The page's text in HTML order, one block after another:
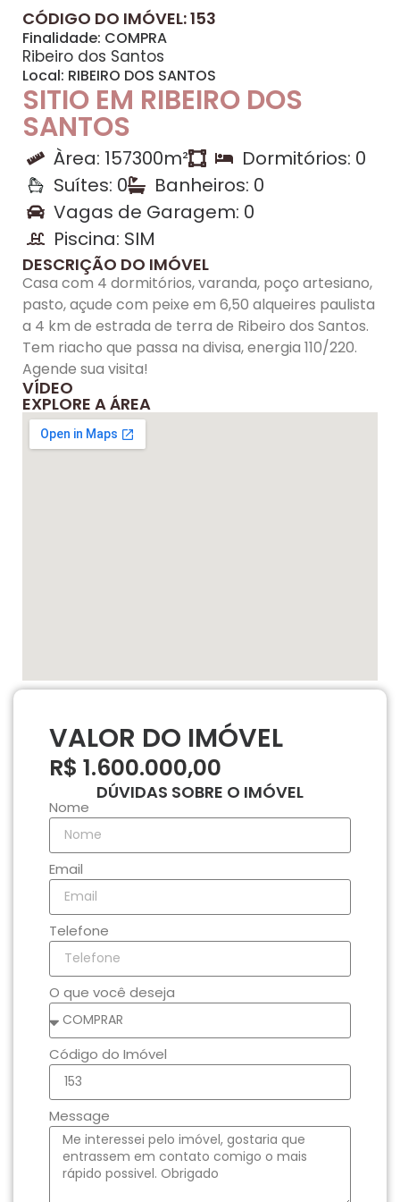
CÓDIGO DO IMÓVEL: 153
Finalidade: COMPRA
Ribeiro dos Santos
Local: RIBEIRO DOS SANTOS
SITIO EM RIBEIRO DOS
SANTOS
Àrea: 157300m²
Dormitórios: 0
Suítes: 0
Banheiros: 0
Vagas de Garagem: 0
Piscina: SIM
DESCRIÇÃO DO IMÓVEL
Casa com 4 dormitórios, varanda, poço artesiano,
pasto, açude com peixe em 6,50 alqueires paulista
a 4 km de estrada de terra de Ribeiro dos Santos.
Tem riacho que passa na divisa, energia 110/220.
Agende sua visita!
VÍDEO
EXPLORE A ÁREA
VALOR DO IMÓVEL
R$ 1.600.000,00
DÚVIDAS SOBRE O IMÓVEL
Nome
Email
Telefone
O que você deseja
Código do Imóvel
Message